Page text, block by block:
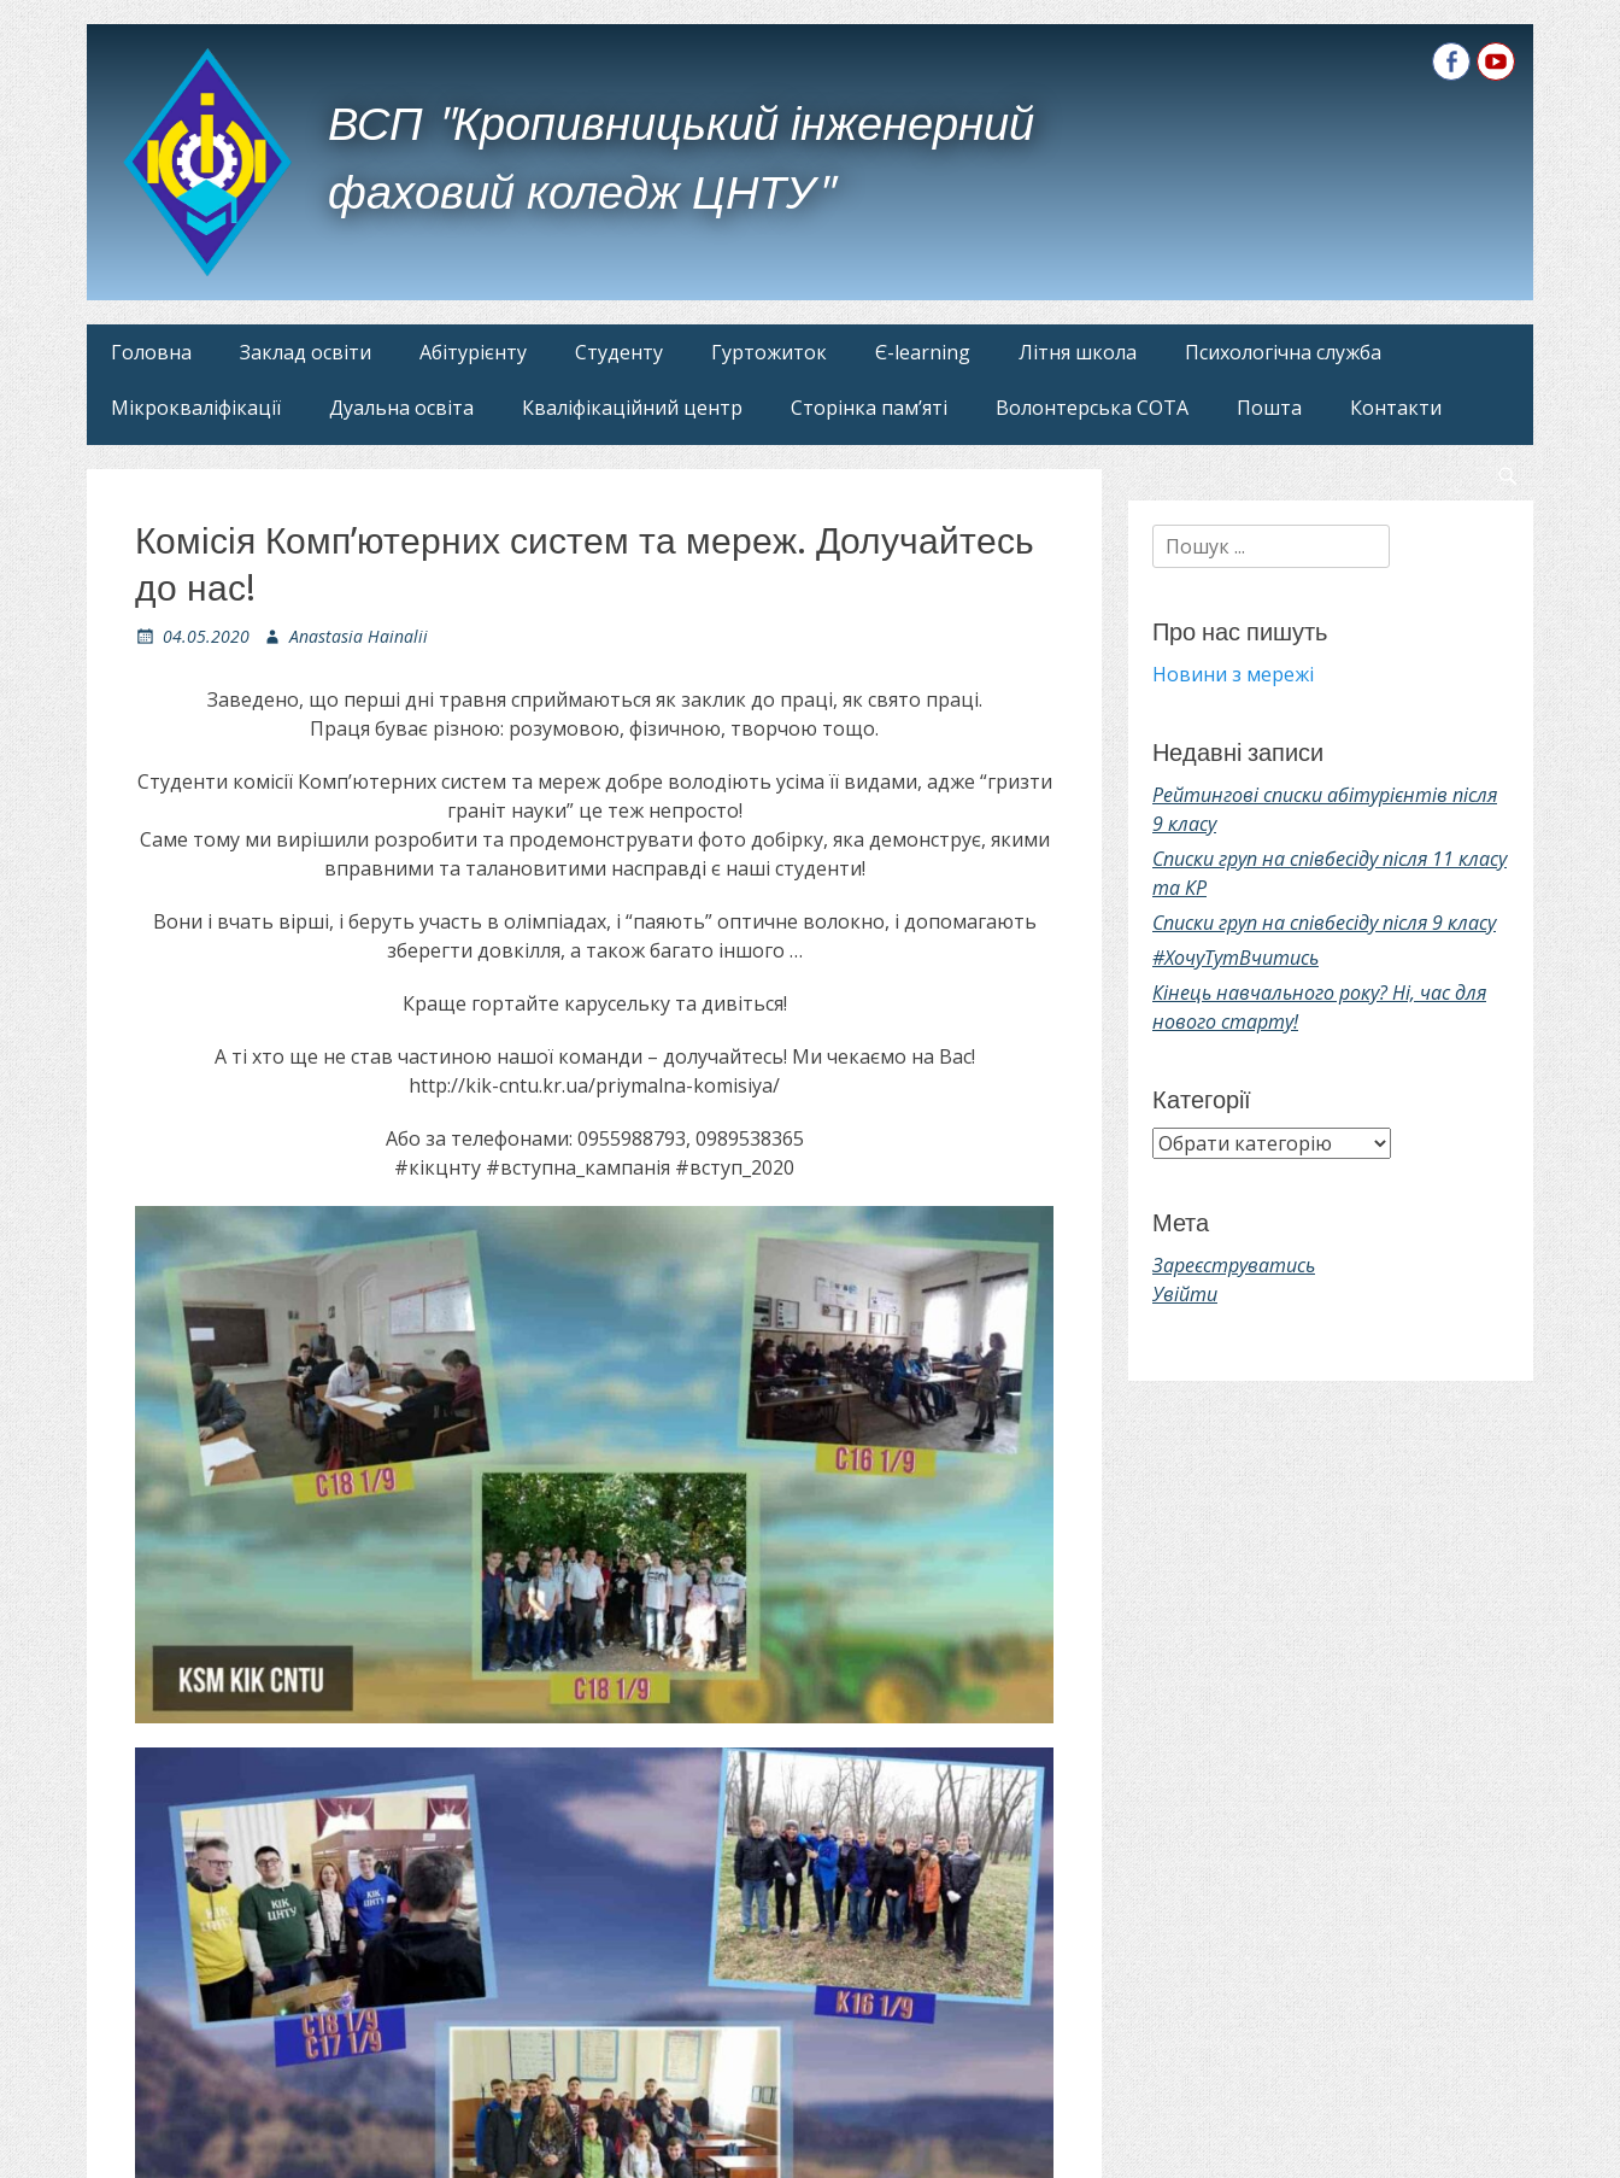
ВСП "Кропивницький інженерний
фаховий коледж ЦНТУ"
FacebookYouTube
Головне
Перейти
Головна Заклад освіти Абітурієнту Студенту Гуртожиток Є-learning Літня школа Психологічна служба
Мікрокваліфікації Дуальна освіта Кваліфікаційний центр Сторінка пам’яті Волонтерська СОТА Пошта Контакти
Комісія Комп’ютерних систем та мереж. Долучайтесь
до нас!
О
к
в
04.05.2020
А
о
Anastasia Hainalii
Заведено, що перші дні травня сприймаються як заклик до праці, як свято праці.
Праця буває різною: розумовою, фізичною, творчою тощо.
Студенти комісії Комп’ютерних систем та мереж добре володіють усіма її видами, адже “гризти
граніт науки” це теж непросто!
Саме тому ми вирішили розробити та продемонструвати фото добірку, яка демонструє, якими
вправними та талановитими насправді є наші студенти!
Вони і вчать вірші, і беруть участь в олімпіадах, і “паяють” оптичне волокно, і допомагають
зберегти довкілля, а також багато іншого …
Краще гортайте карусельку та дивіться!
А ті хто ще не став частиною нашої команди – долучайтесь! Ми чекаємо на Вас!
http://kik-cntu.kr.ua/priymalna-komisiya/
Або за телефонами: 0955988793, 0989538365
#кікцнту #вступна_кампанія #вступ_2020
Пошук:
Про нас пишуть
Новини з мережі
Недавні записи
Рейтингові списки абітурієнтів після
9 класу
Списки груп на співбесіду після 11 класу
та КР
Списки груп на співбесіду після 9 класу
#ХочуТутВчитись
Кінець навчального року? Ні, час для
нового старту!
Категорії
Категорії
Мета
Зареєструватись
Увійти